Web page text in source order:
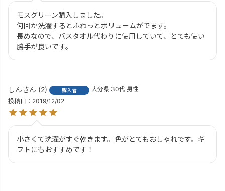
モスグリーン購入しました。
何回か洗濯するとふわっとボリュームがでます。
長めなので、バスタオル代わりに使用していて、とても使い
しん 2 購入者 大分県 30代 男性
投稿日
2019/12/02
小さくて洗濯がすぐ乾きます。色がとてもおしゃれです。ギ
フトにもおすすめです！